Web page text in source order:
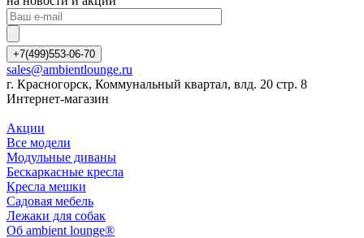
+7(499)553-06-70
sales@ambientlounge.ru
г. Красногорск, Коммунальный квартал, влд. 20 стр. 8
Интернет-магазин
Акции
Все модели
Модульные диваны
Бескаркасные кресла
Кресла мешки
Садовая мебель
Лежаки для собак
Об ambient lounge®